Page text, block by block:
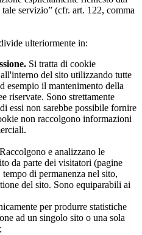
servizio” (cfr. art. 122, comma
ulteriormente in:
Si tratta di cookie
del sito utilizzando tutte
esempio il mantenimento della
riservate. Sono strettamente
essi non sarebbe possibile fornire
non raccolgono informazioni
Raccolgono e analizzano le
da parte dei visitatori (pagine
di permanenza nel sito,
del sito. Sono equiparabili ai
per produrre statistiche
ad un singolo sito o una sola